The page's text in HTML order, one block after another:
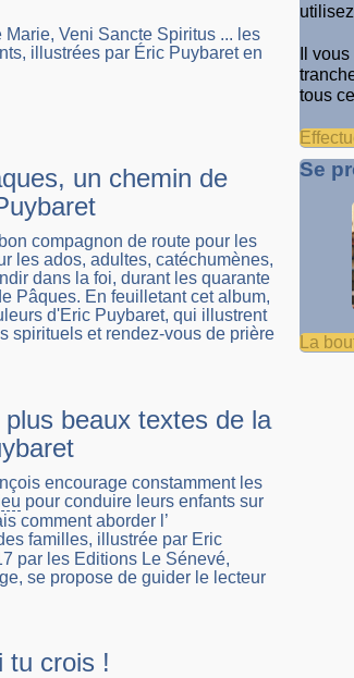
Veni Sancte Spiritus ... les
illustrées par Éric Puybaret en
un chemin de
compagnon de route pour les
les ados, adultes, catéchumènes,
dans la foi, durant les quarante
Pâques. En feuilletant cet album,
d'Eric Puybaret, qui illustrent
spirituels et rendez-vous de prière
beaux textes de la
encourage constamment les
pour conduire leurs enfants sur
comment aborder l’
familles, illustrée par Eric
par les Editions Le Sénevé,
se propose de guider le lecteur
tu crois !
Il
tous
Se
La